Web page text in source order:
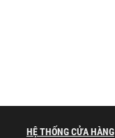
HỆ THỐNG CỬA HÀNG